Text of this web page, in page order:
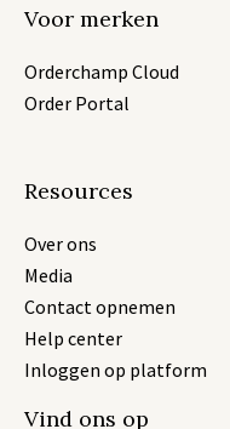
Voor merken
Orderchamp Cloud
Order Portal
Resources
Over ons
Media
Contact opnemen
Help center
Inloggen op platform
Vind ons op